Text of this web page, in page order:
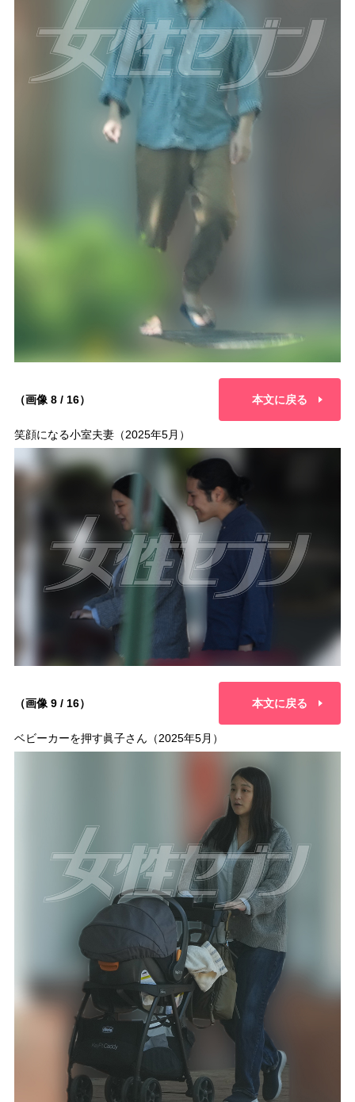
（画像 8 / 16） 本文に戻る
笑顔になる小室夫妻（2025年5月）
（画像 9 / 16） 本文に戻る
ベビーカーを押す眞子さん（2025年5月）